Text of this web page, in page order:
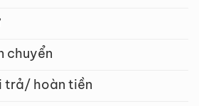
chuyển
trả/ hoàn tiền